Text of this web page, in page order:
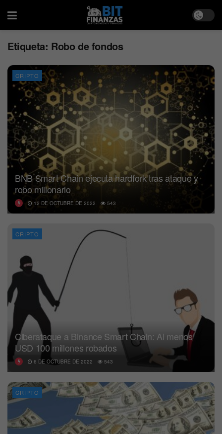
Etiqueta: Robo de fondos
CRIPTO
BNB Smart Chain ejecuta hardfork tras ataque y
robo millonario
12 DE OCTUBRE DE 2022 543
CRIPTO
Ciberataque a Binance Smart Chain: Al menos
USD 100 millones robados
6 DE OCTUBRE DE 2022 543
CRIPTO